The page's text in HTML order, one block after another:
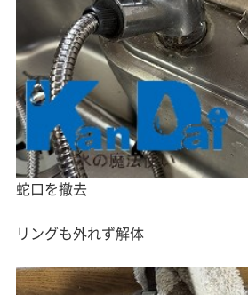
蛇口を撤去
リングも外れず解体